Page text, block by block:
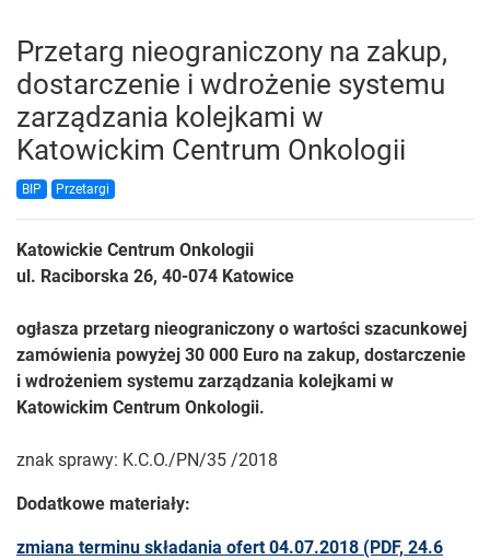
Przetarg nieograniczony na zakup,
dostarczenie i wdrożenie systemu
zarządzania kolejkami w
Katowickim Centrum Onkologii
BIP Przetargi
Katowickie Centrum Onkologii
ul. Raciborska 26, 40-074 Katowice
ogłasza przetarg nieograniczony o wartości szacunkowej
zamówienia powyżej 30 000 Euro na zakup, dostarczenie
i wdrożeniem systemu zarządzania kolejkami w
Katowickim Centrum Onkologii.
znak sprawy: K.C.O./PN/35 /2018
Dodatkowe materiały:
zmiana terminu składania ofert 04.07.2018 (PDF, 24.6